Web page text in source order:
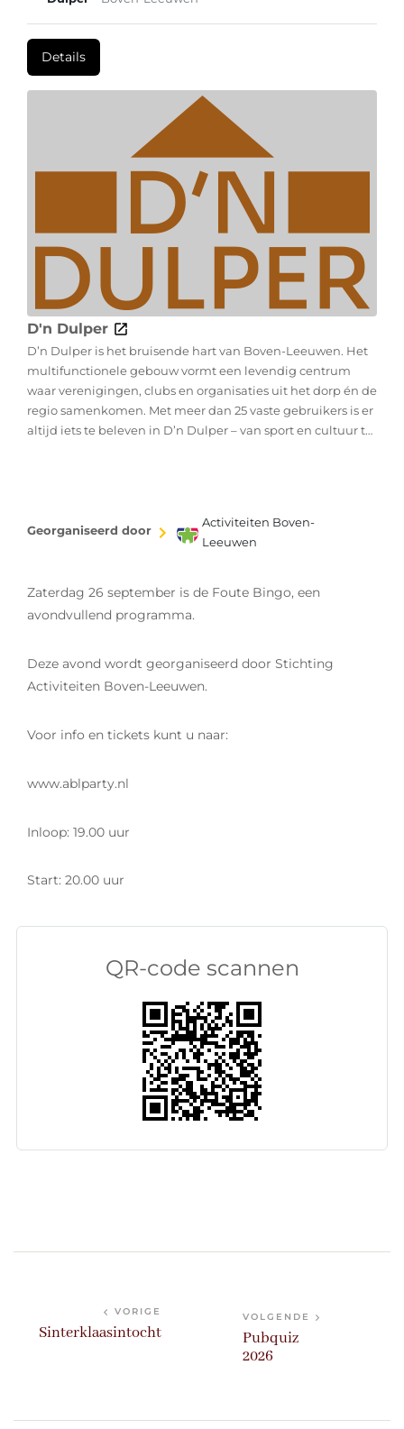
Details
D'n Dulper
D’n Dulper is het bruisende hart van Boven-Leeuwen. Het
multifunctionele gebouw vormt een levendig centrum
waar verenigingen, clubs en organisaties uit het dorp én de
regio samenkomen. Met meer dan 25 vaste gebruikers is er
altijd iets te beleven in D’n Dulper – van sport en cultuur tot
georganiseerd door mensen met passie voor hun
Georganiseerd door
Activiteiten Boven-
Leeuwen
Zaterdag 26 september is de Foute Bingo, een
avondvullend programma.
Deze avond wordt georganiseerd door Stichting
Activiteiten Boven-Leeuwen.
Voor info en tickets kunt u naar:
www.ablparty.nl
Inloop: 19.00 uur
Start: 20.00 uur
QR-code scannen
VORIGE
Sinterklaasintocht
VOLGENDE
Pubquiz
2026